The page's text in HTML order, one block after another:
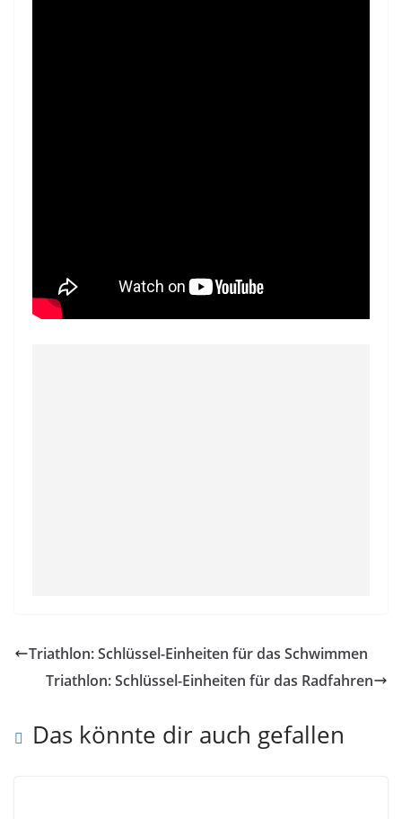
Triathlon: Schlüssel-Einheiten für das Schwimmen
Triathlon: Schlüssel-Einheiten für das Radfahren
Das könnte dir auch gefallen